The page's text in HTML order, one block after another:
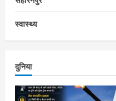
स्वास्थ्य
दुनिया